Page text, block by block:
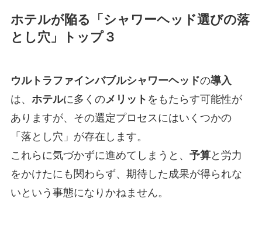
ホテルが陥る「シャワーヘッド選びの落
とし穴」トップ３
ウルトラファインバブルシャワーヘッドの導入
は、 ホテルに多くのメリット をもたらす可能性が
ありますが、その選定プロセスにはいくつかの
「落とし穴」が存在します。
これらに気づかずに進めてしまうと、 予算と労力
をかけたにも関わらず、期待した成果が得られな
いという事態になりかねません。